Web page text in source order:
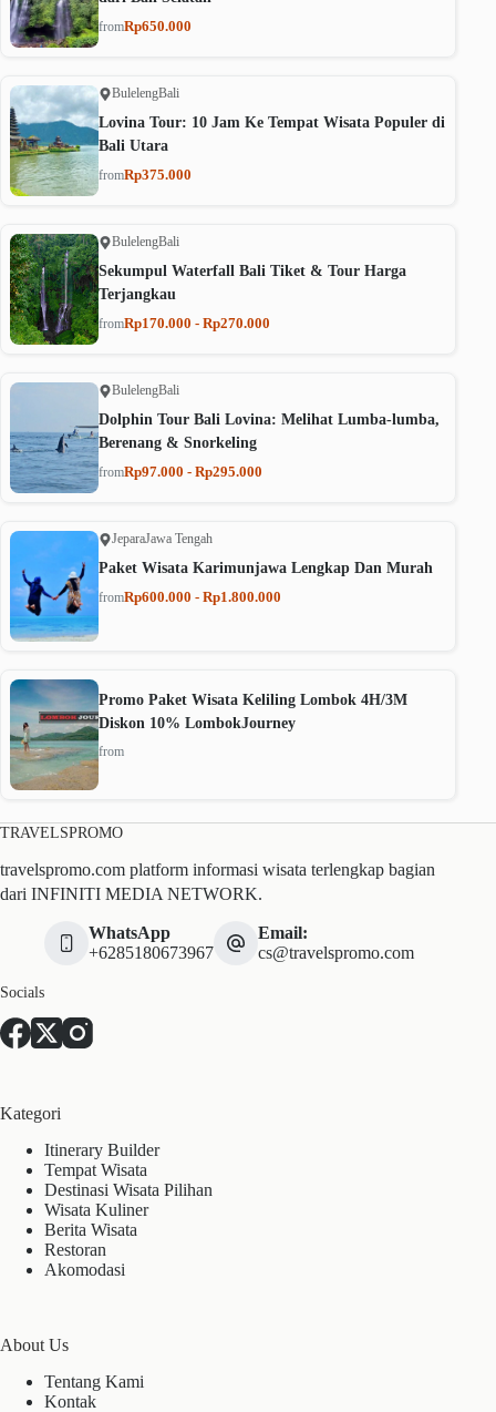
fromRp650.000
BulelengBali
Lovina Tour: 10 Jam Ke Tempat Wisata Populer di
Bali Utara
fromRp375.000
BulelengBali
Sekumpul Waterfall Bali Tiket & Tour Harga
Terjangkau
fromRp170.000 - Rp270.000
BulelengBali
Dolphin Tour Bali Lovina: Melihat Lumba-lumba,
Berenang & Snorkeling
fromRp97.000 - Rp295.000
JeparaJawa Tengah
Paket Wisata Karimunjawa Lengkap Dan Murah
fromRp600.000 - Rp1.800.000
Promo Paket Wisata Keliling Lombok 4H/3M
Diskon 10% LombokJourney
from
TRAVELSPROMO
travelspromo.com platform informasi wisata terlengkap bagian
dari INFINITI MEDIA NETWORK.
WhatsApp
+6285180673967
Email:
cs@travelspromo.com
Socials
Kategori
Itinerary Builder
Tempat Wisata
Destinasi Wisata Pilihan
Wisata Kuliner
Berita Wisata
Restoran
Akomodasi
About Us
Tentang Kami
Kontak